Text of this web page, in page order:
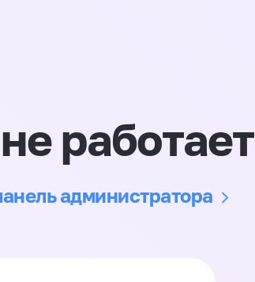
работает
администратора